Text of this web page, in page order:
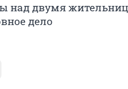
над двумя
дело